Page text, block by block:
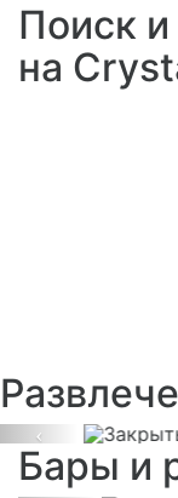
Поиск
на
Previous
Бары и